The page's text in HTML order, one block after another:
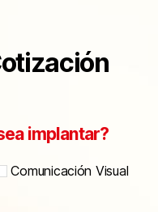
implantar?
Comunicación Visual